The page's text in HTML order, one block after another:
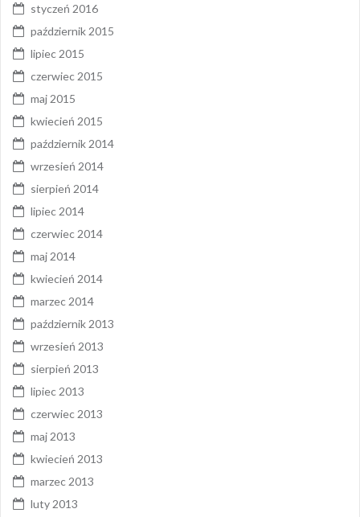
styczeń 2016
październik 2015
lipiec 2015
czerwiec 2015
maj 2015
kwiecień 2015
październik 2014
wrzesień 2014
sierpień 2014
lipiec 2014
czerwiec 2014
maj 2014
kwiecień 2014
marzec 2014
październik 2013
wrzesień 2013
sierpień 2013
lipiec 2013
czerwiec 2013
maj 2013
kwiecień 2013
marzec 2013
luty 2013